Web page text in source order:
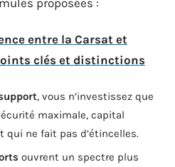
entre la Carsat et
clés et distinctions
, vous n’investissez que
maximale, capital
qui ne fait pas d’étincelles.
ouvrent un spectre plus